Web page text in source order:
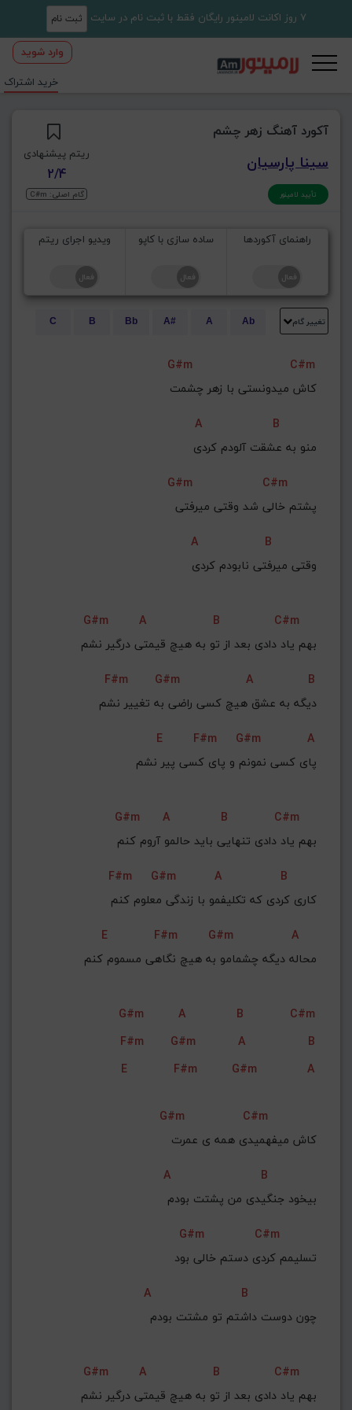
7 روز اکانت لامینور رایگان فقط با ثبت نام در سایت ثبت نام
وارد شوید
خرید اشتراک
آکورد آهنگ زهر چشم
سینا پارسیان
تأیید لامینور
ریتم پیشنهادی
2/4
گام اصلی: C#m
راهنمای آکوردها ساده سازی با کاپو ویدیو اجرای ریتم
تغییر گام Ab
A
A#
Bb
B
C
G#m
C#m
کاش میدونستی با زهر چشمت
A
B
منو به عشقت آلودم کردی
G#m
C#m
پشتم خالی شد وقتی میرفتی
A
B
وقتی میرفتی نابودم کردی
G#m A B
C#m
بهم یاد دادی بعد از تو به هیچ قیمتی درگیر نشم
F#m
G#m A
B
دیگه به عشق هیچ کسی راضی به تغییر نشم
E
F#m G#m
A
پای کسی نمونم و پای کسی پیر نشم
G#m A B
C#m
بهم یاد دادی تنهایی باید حالمو آروم کنم
F#m
G#m A
B
کاری کردی که تکلیفمو با زندگی معلوم کنم
E
F#m G#m
A
محاله دیگه چشمامو به هیچ نگاهی مسموم کنم
G#m A B
C#m
F#m
G#m A
B
E
F#m G#m A
G#m
C#m
کاش میفهمیدی همه ی عمرت
A
B
بیخود جنگیدی من پشتت بودم
G#m
C#m
تسلیمم کردی دستم خالی بود
A
B
چون دوست داشتم تو مشتت بودم
G#m A B
C#m
بهم یاد دادی بعد از تو به هیچ قیمتی درگیر نشم